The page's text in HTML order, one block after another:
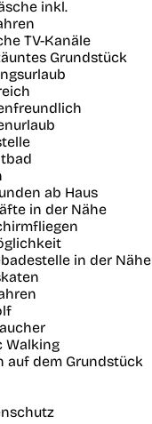
inkl.
TV-Kanäle
Grundstück
ab Haus
in der Nähe
in der Nähe
Walking
auf dem Grundstück